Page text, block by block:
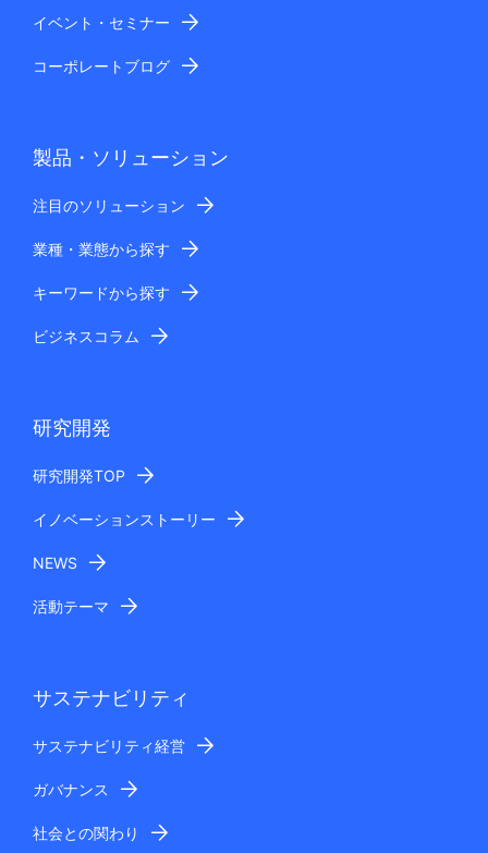
お預かりした個人情報は、以下の第三者提供を行う場合
下以外の第三者への提供はいたしません。
提供する個人情報の項目
ご入力いただきましたお客さまの個人情報（お
名前、電話番号、メールアドレス、住所、お問
提供の手段または方法
提供を受ける者
日本電気株式会社、および、NECグループの関
上記利用目的の範囲内で業務を行うために、個人情報の
あります。
お客さまの個人情報のご提供につきましては任意です
が、その際は、お問い合わせに対応できない場合があり
ます。
安全管理措置
ただきます。
個人情報に関するお問い合わせ先
お預かりいたしましたお客さまの個人情報に関するお問
い合わせやご相談につきましては、下記「12 個人情報
い。
イベント・セミナー
コーポレートブログ
製品・ソリューション
注目のソリューション
業種・業態から探す
キーワードから探す
ビジネスコラム
研究開発
研究開発TOP
イノベーションストーリー
NEWS
活動テーマ
サステナビリティ
サステナビリティ経営
ガバナンス
社会との関わり